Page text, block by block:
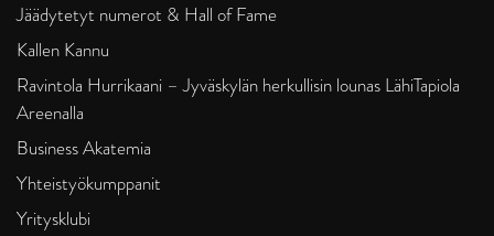
Jäädytetyt numerot & Hall of Fame
Kallen Kannu
Ravintola Hurrikaani – Jyväskylän herkullisin lounas LähiTapiola
Areenalla
Business Akatemia
Yhteistyökumppanit
Yritysklubi